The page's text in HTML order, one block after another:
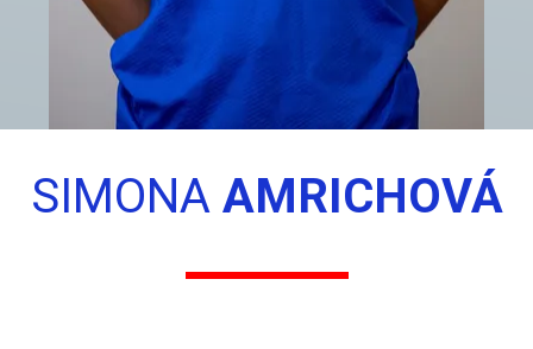
SIMONA AMRICHOVÁ